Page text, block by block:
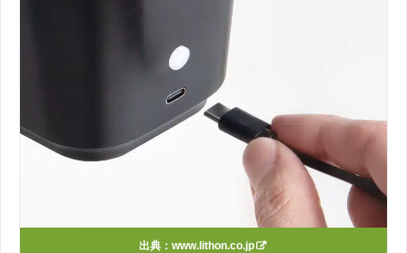
出典： www.lithon.co.jp